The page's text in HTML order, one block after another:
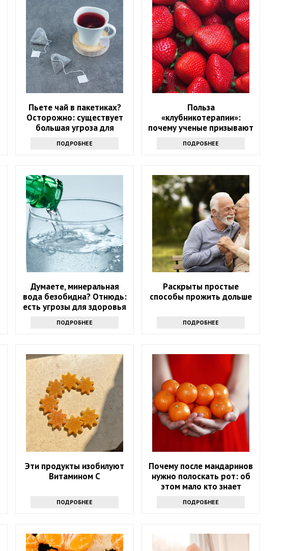
Пьете чай в пакетиках?
Осторожно: существует
большая угроза для
ПОДРОБНЕЕ
Польза
«клубникотерапии»:
почему ученые призывают
людей в возрасте 50+
налегать на эту ягоду
ПОДРОБНЕЕ
Думаете, минеральная
вода безобидна? Отнюдь:
есть угрозы для здоровья
ПОДРОБНЕЕ
Раскрыты простые
способы прожить дольше
ПОДРОБНЕЕ
Эти продукты изобилуют
Витамином С
ПОДРОБНЕЕ
Почему после мандаринов
нужно полоскать рот: об
этом мало кто знает
ПОДРОБНЕЕ